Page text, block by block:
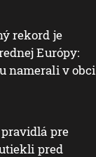
rekord je
Európy:
namerali v obci
pre
pred